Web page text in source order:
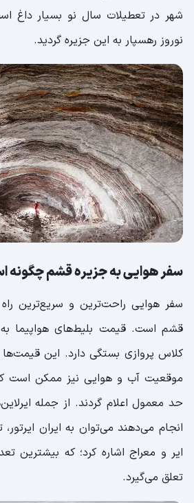
فلای بورد | تفریحات
راهنمای کامل پارک‌های قشم
پارک ساحلی و زیبای
پارک کروکودیل قشم |
باغ موزه گیاه شناسی |
شگفت انگیز گیاهان
موزه ژئوپارک قشم |
حمل و نقل در جزیره قشم به
تاکسی‌های قشم
اجاره ماشین در قشم
اجاره ون در قشم
بازارهای قشم، حس خرید در
سیتی سنتر 1 قشم
سیتی سنتر 2 قشم
بازار پردیس قشم |
بازار قدیم قشم | معرفی
شهر در تعطیلات سال نو بسیار داغ
نوروز رهسپار به این جزیره گردید.
سفر هوایی به جزیره قشم چگونه
سفر هوایی راحت‌ترین و سریع‌ترین
قشم است. قیمت بلیط‌های هواپیما به
کلاس پروازی بستگی دارد. این
موقعیت آب و هوایی نیز ممکن است کمی
حد معمول اعلام گردند. از جمله
انجام می‌دهند می‌توان به ایران ایرتور،
ایر و معراج اشاره کرد؛ که بیشترین
تعلق می‌گیرد.